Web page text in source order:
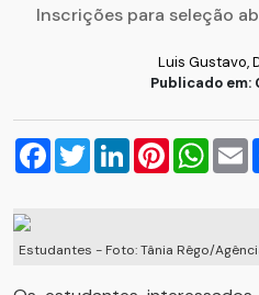
Inscrições para seleção
Luis Gustavo,
Publicado
Facebook
TwitterLinkedInPinterest
Estudantes - Foto: Tânia Rêgo/